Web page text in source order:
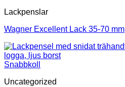
Lackpenslar
Wagner Excellent Lack 35-70 mm
Snabbkoll
Uncategorized